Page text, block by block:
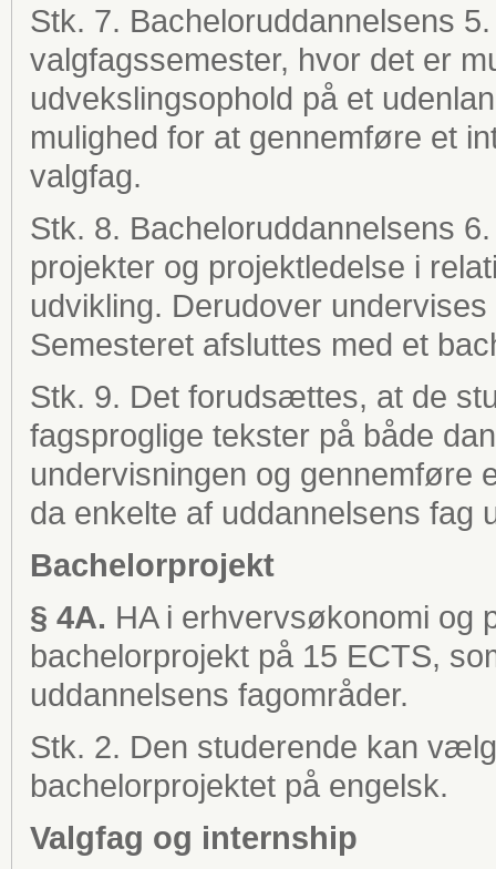
Stk. 7. Bacheloruddannelsens
valgfagssemester, hvor det er
udvekslingsophold på et
mulighed for at gennemføre et
valgfag.
Stk. 8. Bacheloruddannelsens
projekter og projektledelse i
udvikling. Derudover
Semesteret afsluttes med et
Stk. 9. Det forudsættes, at de
fagsproglige tekster på både
undervisningen og gennemføre
da enkelte af uddannelsens fag
Bachelorprojekt
§ 4A. HA i erhvervsøkonomi og
bachelorprojekt på 15 ECTS,
uddannelsens fagområder.
Stk. 2. Den studerende kan
bachelorprojektet på engelsk.
Valgfag og internship